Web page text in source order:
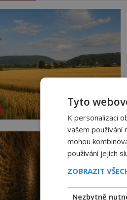
Tyto
K personalizaci
vašem používání
mohou
používání jejich
ZOBRAZIT
Nezbytně